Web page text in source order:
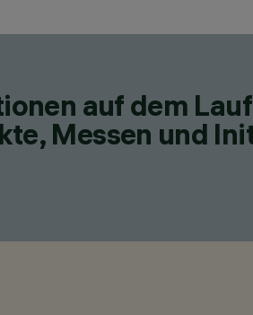
auf dem
Messen und